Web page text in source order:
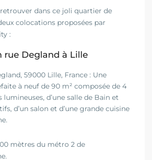
dans ce joli quartier de
colocations proposées par
:
rue Degland à Lille
59000 Lille, France : Une
à neuf de 90 m² composée de 4
lumineuses, d’une salle de Bain et
d’un salon et d’une grande cuisine
mètres du métro 2 de